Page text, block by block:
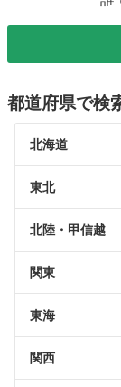
都道府県で検
北海道
東北
北陸・甲信越
関東
東海
関西